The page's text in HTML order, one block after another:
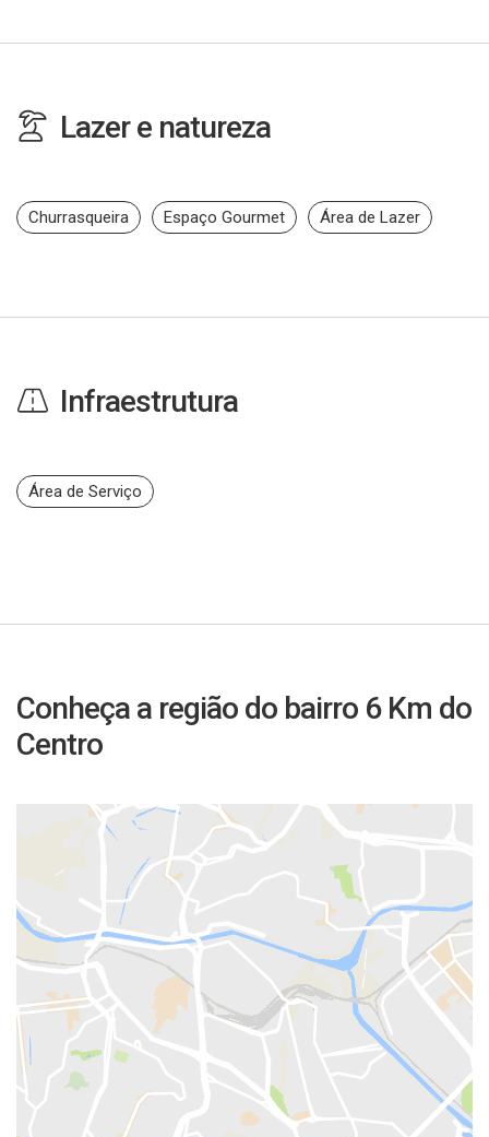
Lazer e natureza
Churrasqueira Espaço Gourmet Área de Lazer
Infraestrutura
Área de Serviço
Conheça a região do bairro 6 Km do
Centro